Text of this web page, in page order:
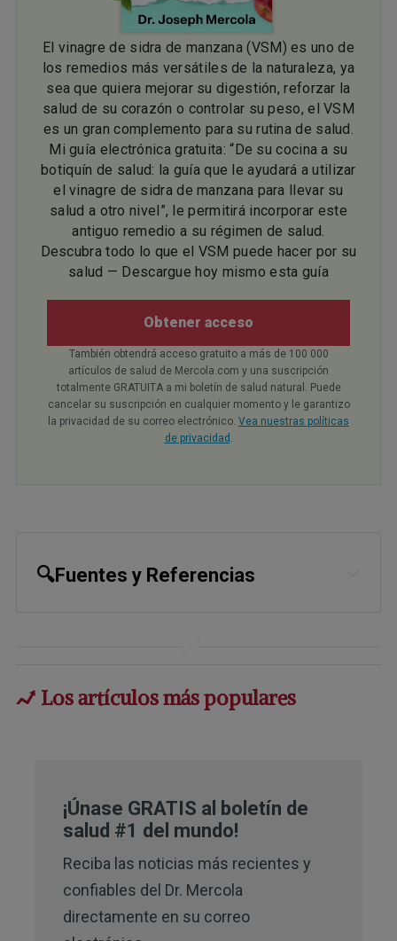
El vinagre de sidra de manzana (VSM) es uno de
los remedios más versátiles de la naturaleza, ya
sea que quiera mejorar su digestión, reforzar la
salud de su corazón o controlar su peso, el VSM
es un gran complemento para su rutina de salud.
Mi guía electrónica gratuita: “De su cocina a su
botiquín de salud: la guía que le ayudará a utilizar
el vinagre de sidra de manzana para llevar su
salud a otro nivel”, le permitirá incorporar este
antiguo remedio a su régimen de salud.
Descubra todo lo que el VSM puede hacer por su
salud — Descargue hoy mismo esta guía
Obtener acceso
También obtendrá acceso gratuito a más de 100 000
artículos de salud de Mercola.com y una suscripción
totalmente GRATUITA a mi boletín de salud natural. Puede
cancelar su suscripción en cualquier momento y le garantizo
la privacidad de su correo electrónico. Vea nuestras políticas
de privacidad
🔍Fuentes y Referencias
6, 7, 8, 9, 10 Yale School of Public Health
December 11, 2023
11, 12 Environ Res. 2024 Jan 1;240(Pt
1):117529. doi:
Los artículos más populares
¡Únase GRATIS al boletín de
salud #1 del mundo!
Reciba las noticias más recientes y
confiables del Dr. Mercola
directamente en su correo